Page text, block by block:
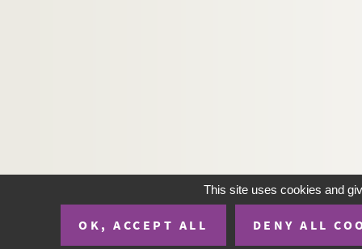
This site uses cookies and
OK, ACCEPT ALL DENY ALL